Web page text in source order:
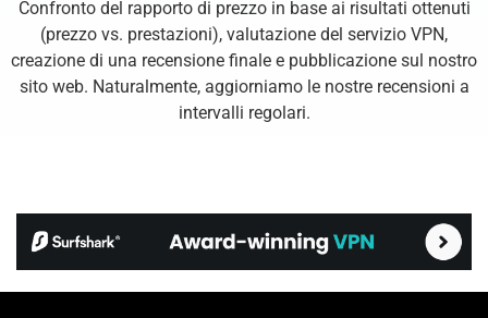
Confronto del rapporto di prezzo in base ai risultati ottenuti
(prezzo vs. prestazioni), valutazione del servizio VPN,
creazione di una recensione finale e pubblicazione sul nostro
sito web. Naturalmente, aggiorniamo le nostre recensioni a
intervalli regolari.